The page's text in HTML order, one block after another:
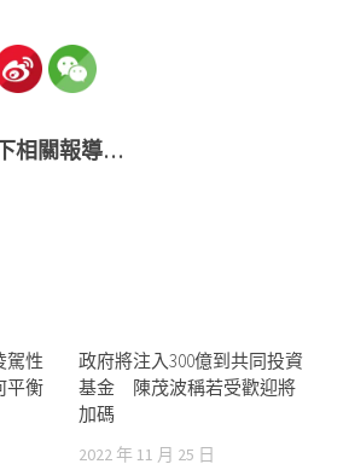
相關報導…
駕性
平衡
政府將注入300億到共同投資
基金 陳茂波稱若受歡迎將
加碼
2022 年 11 月 25 日